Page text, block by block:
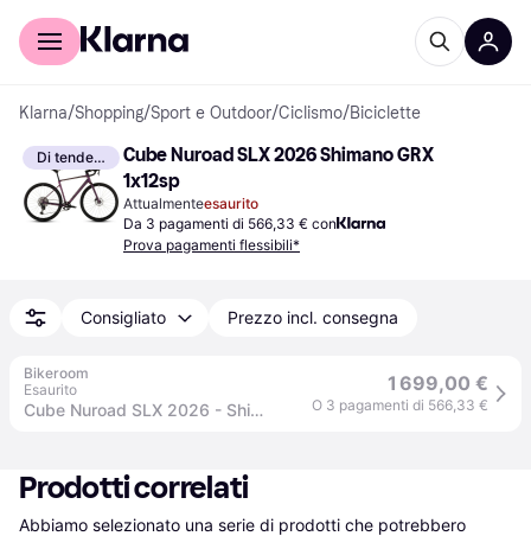
Per il tuo shopping
Klarna/Shopping/Sport e Outdoor/Ciclismo/Biciclette
Di tendenza
Cube Nuroad SLX 2026 Shimano GRX
1x12sp
Attualmenteesaurito
Da 3 pagamenti di 566,33 € con
Prova pagamenti flessibili*
Consigliato Prezzo incl. consegna
Bikeroom
Esaurito
Cube Nuroad SLX 2026 - Shimano GRX 1x12sp - Newmen Performance X.R.25
1 699,00 €
O 3 pagamenti di 566,33 €
Prodotti correlati
Abbiamo selezionato una serie di prodotti che potrebbero